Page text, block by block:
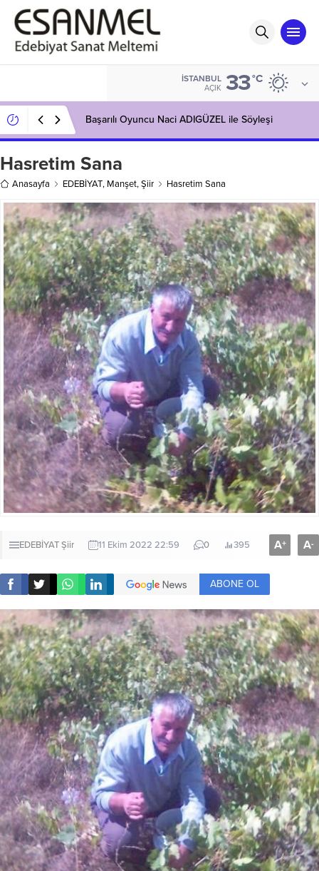
İSTANBUL
AÇIK 33°C
Başarılı Oyuncu Naci ADIGÜZEL ile Söyleşi
Hasretim Sana
Anasayfa EDEBİYAT, Manşet,Şiir Hasretim Sana
EDEBİYATŞiir 11 Ekim 2022 22:59 0 395 A+ A-
ABONE OL